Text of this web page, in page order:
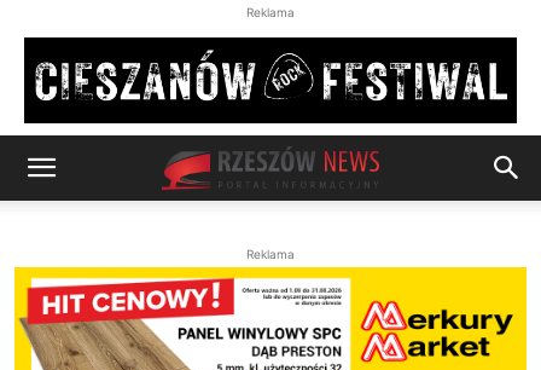
Reklama
Reklama